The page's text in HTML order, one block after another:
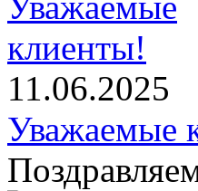
11.06.2025
Уважаемые